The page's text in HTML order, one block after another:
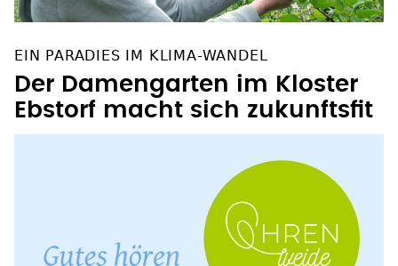
EIN PARADIES IM KLIMA-WANDEL
Der Damengarten im Kloster
Ebstorf macht sich zukunftsfit